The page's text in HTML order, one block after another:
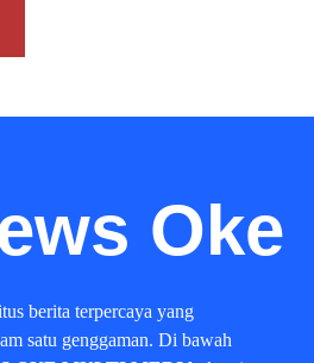
Oke
berita terpercaya yang
satu genggaman. Di bawah